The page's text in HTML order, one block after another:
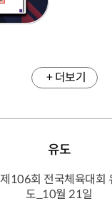
유도
제106회 전국체육대회
도_10월 21일
+ 더보기